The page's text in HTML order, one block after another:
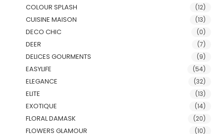
COLOUR SPLASH (12)
CUISINE MAISON (13)
DECO CHIC (0)
DEER (7)
DELICES GOURMENTS (9)
EASYLIFE (54)
ELEGANCE (32)
ELITE (13)
EXOTIQUE (14)
FLORAL DAMASK (20)
FLOWERS GLAMOUR (10)